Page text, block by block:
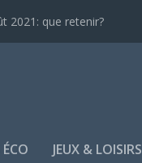
2021: que retenir?
JEUX & LOISIRS